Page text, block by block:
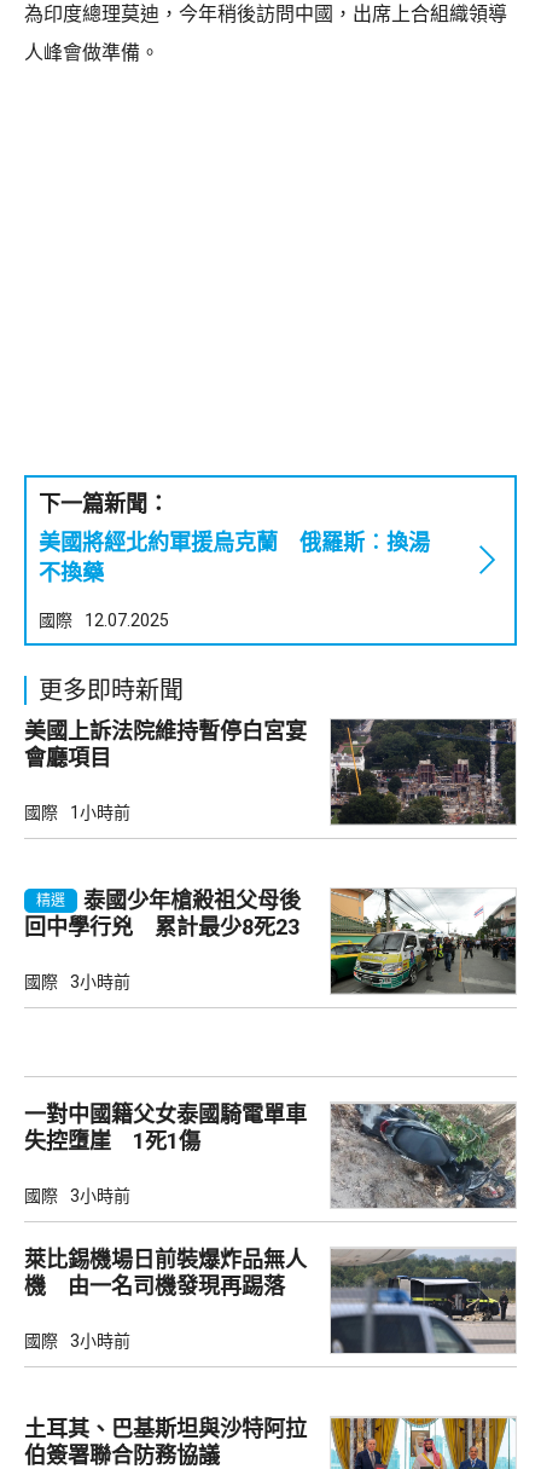
為印度總理莫迪，今年稍後訪問中國，出席上合組織領導
人峰會做準備。
下一篇新聞：
美國將經北約軍援烏克蘭 俄羅斯︰換湯
不換藥
國際 12.07.2025
更多即時新聞
美國上訴法院維持暫停白宮宴
會廳項目
國際 1小時前
精選
泰國少年槍殺祖父母後
回中學行兇 累計最少8死23
國際 3小時前
一對中國籍父女泰國騎電單車
失控墮崖 1死1傷
國際 3小時前
萊比錫機場日前裝爆炸品無人
機 由一名司機發現再踢落
國際 3小時前
土耳其、巴基斯坦與沙特阿拉
伯簽署聯合防務協議